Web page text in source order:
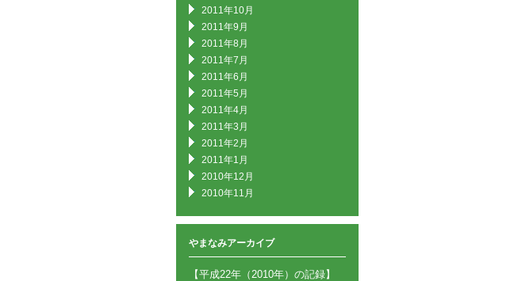
2011年10月
2011年9月
2011年8月
2011年7月
2011年6月
2011年5月
2011年4月
2011年3月
2011年2月
2011年1月
2010年12月
2010年11月
やまなみアーカイブ
【平成22年（2010年）の記録】